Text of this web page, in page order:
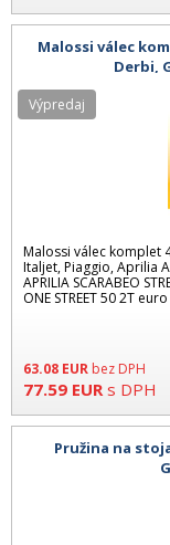
Malossi válec
Derbi,
Malossi válec komplet
Italjet, Piaggio, Aprilia
APRILIA SCARABEO
ONE STREET 50 2T
63.08 EUR bez DPH
77.59 EUR s DPH
Výpredaj
Pružina na